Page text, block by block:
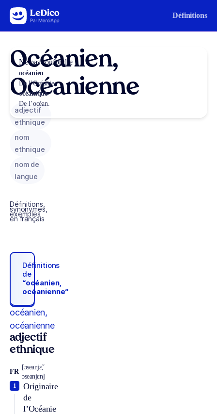
Aller au contenu Définitions
Océanien,
Océanienne
adjectif
ethnique
nom
ethnique
nom de
langue
Définitions,
synonymes,
exemples
en français
Définitions
de
“océanien,
océanienne“
océanien,
océanienne
adjectif
ethnique
FR
[ɔseanjɛ̃,
ɔseanjɛn]
Originaire
de
l’Océanie
1
Ne pas confondre
océanien
De l’Océanie.
océanique
De l’océan.